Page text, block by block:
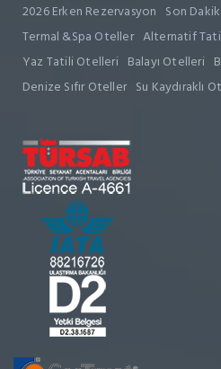
2026 Erken Rezervasyon Son
Termal &Spa Oteller Alternatif
Yaz Tatili Otelleri Balayı Otelleri
Denize Sıfır Oteller Su Kaydıraklı